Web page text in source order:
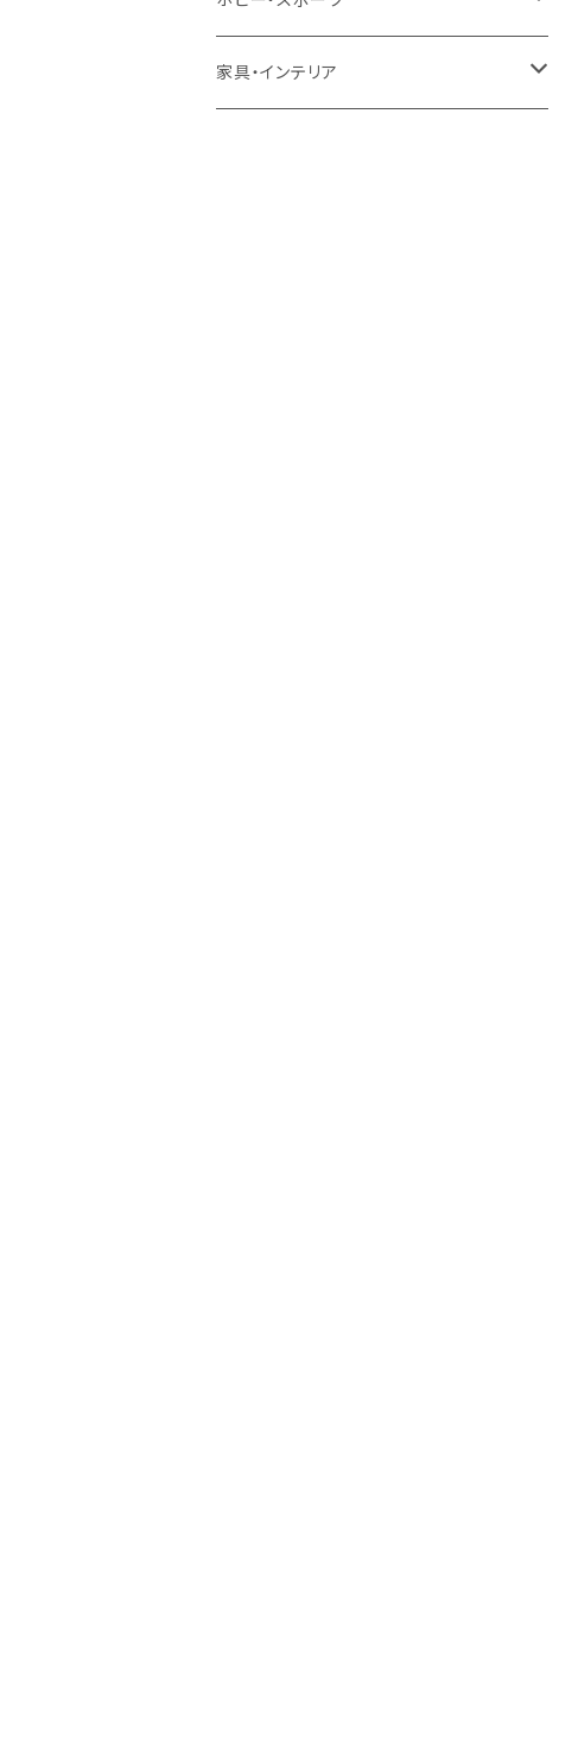
水着・オーバーウェア
フィルム
キーホルダー
手芸・ハンドメイド用品
アウトドア・キャンプ・登山
家具・インテリア